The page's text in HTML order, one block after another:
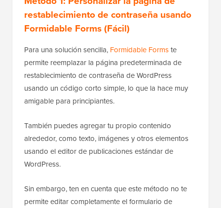
restablecimiento de contraseña usando
Formidable Forms (Fácil)
Para una solución sencilla, Formidable Formste
permite reemplazar la página predeterminada de
restablecimiento de contraseña de WordPress
usando un código corto simple, lo que la hace muy
amigable para principiantes.
También puedes agregar tu propio contenido
alrededor, como texto, imágenes y otros elementos
usando el editor de publicaciones estándar de
WordPress.
Sin embargo, ten en cuenta que este método no te
permite editar completamente el formulario de